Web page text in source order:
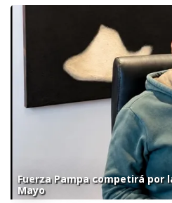
Fuerza Pampa competirá por
Mayo